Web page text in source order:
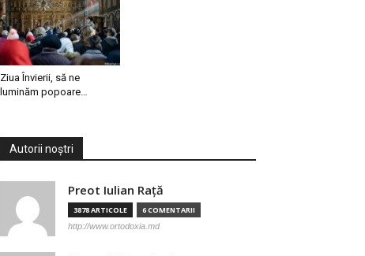
Ziua Învierii, să ne
luminăm popoare…
Autorii noștri
Preot Iulian Raţă
3878 ARTICOLE 6 COMENTARII
http://www.ortodoxia.md